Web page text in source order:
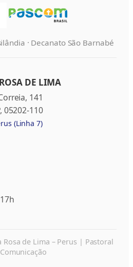
· Decanato São Barnabé
DE LIMA
141
05202-110
(Linha 7)
de Lima – Perus | Pastoral